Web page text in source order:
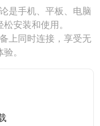
是手机、平板、电脑
安装和使用。
上同时连接，享受无
。